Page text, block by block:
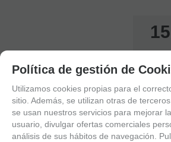
-
Política de gestión de
Utilizamos cookies propias para el
sitio. Además, se utilizan otras de
se usan nuestros servicios para mejorar
usuario, divulgar ofertas comerciales
análisis de sus hábitos de navegación.